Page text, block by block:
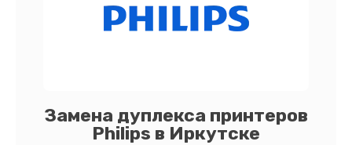
Замена дуплекса принтеров
Philips в Иркутске